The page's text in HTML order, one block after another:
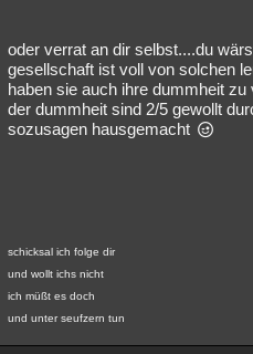
oder verrat an dir selbst....du
gesellschaft ist voll von solchen
haben sie auch ihre dummheit
der dummheit sind 2/5 gewollt
sozusagen hausgemacht
schicksal ich folge dir
und wollt ichs nicht
ich müßt es doch
und unter seufzern tun